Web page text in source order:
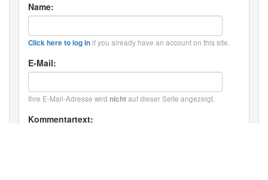
Name:
Click here to log inif you already have an account on this site.
E-Mail:
Ihre E-Mail-Adresse wird nichtauf dieser Seite angezeigt.
Kommentartext: